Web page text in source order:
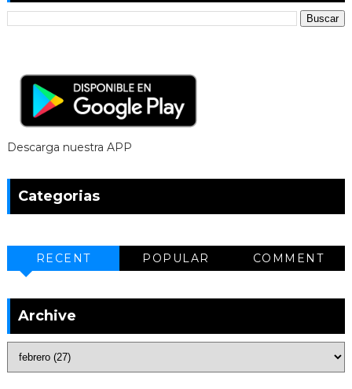
Descarga nuestra APP
Categorias
RECENT POPULAR COMMENT
Archive